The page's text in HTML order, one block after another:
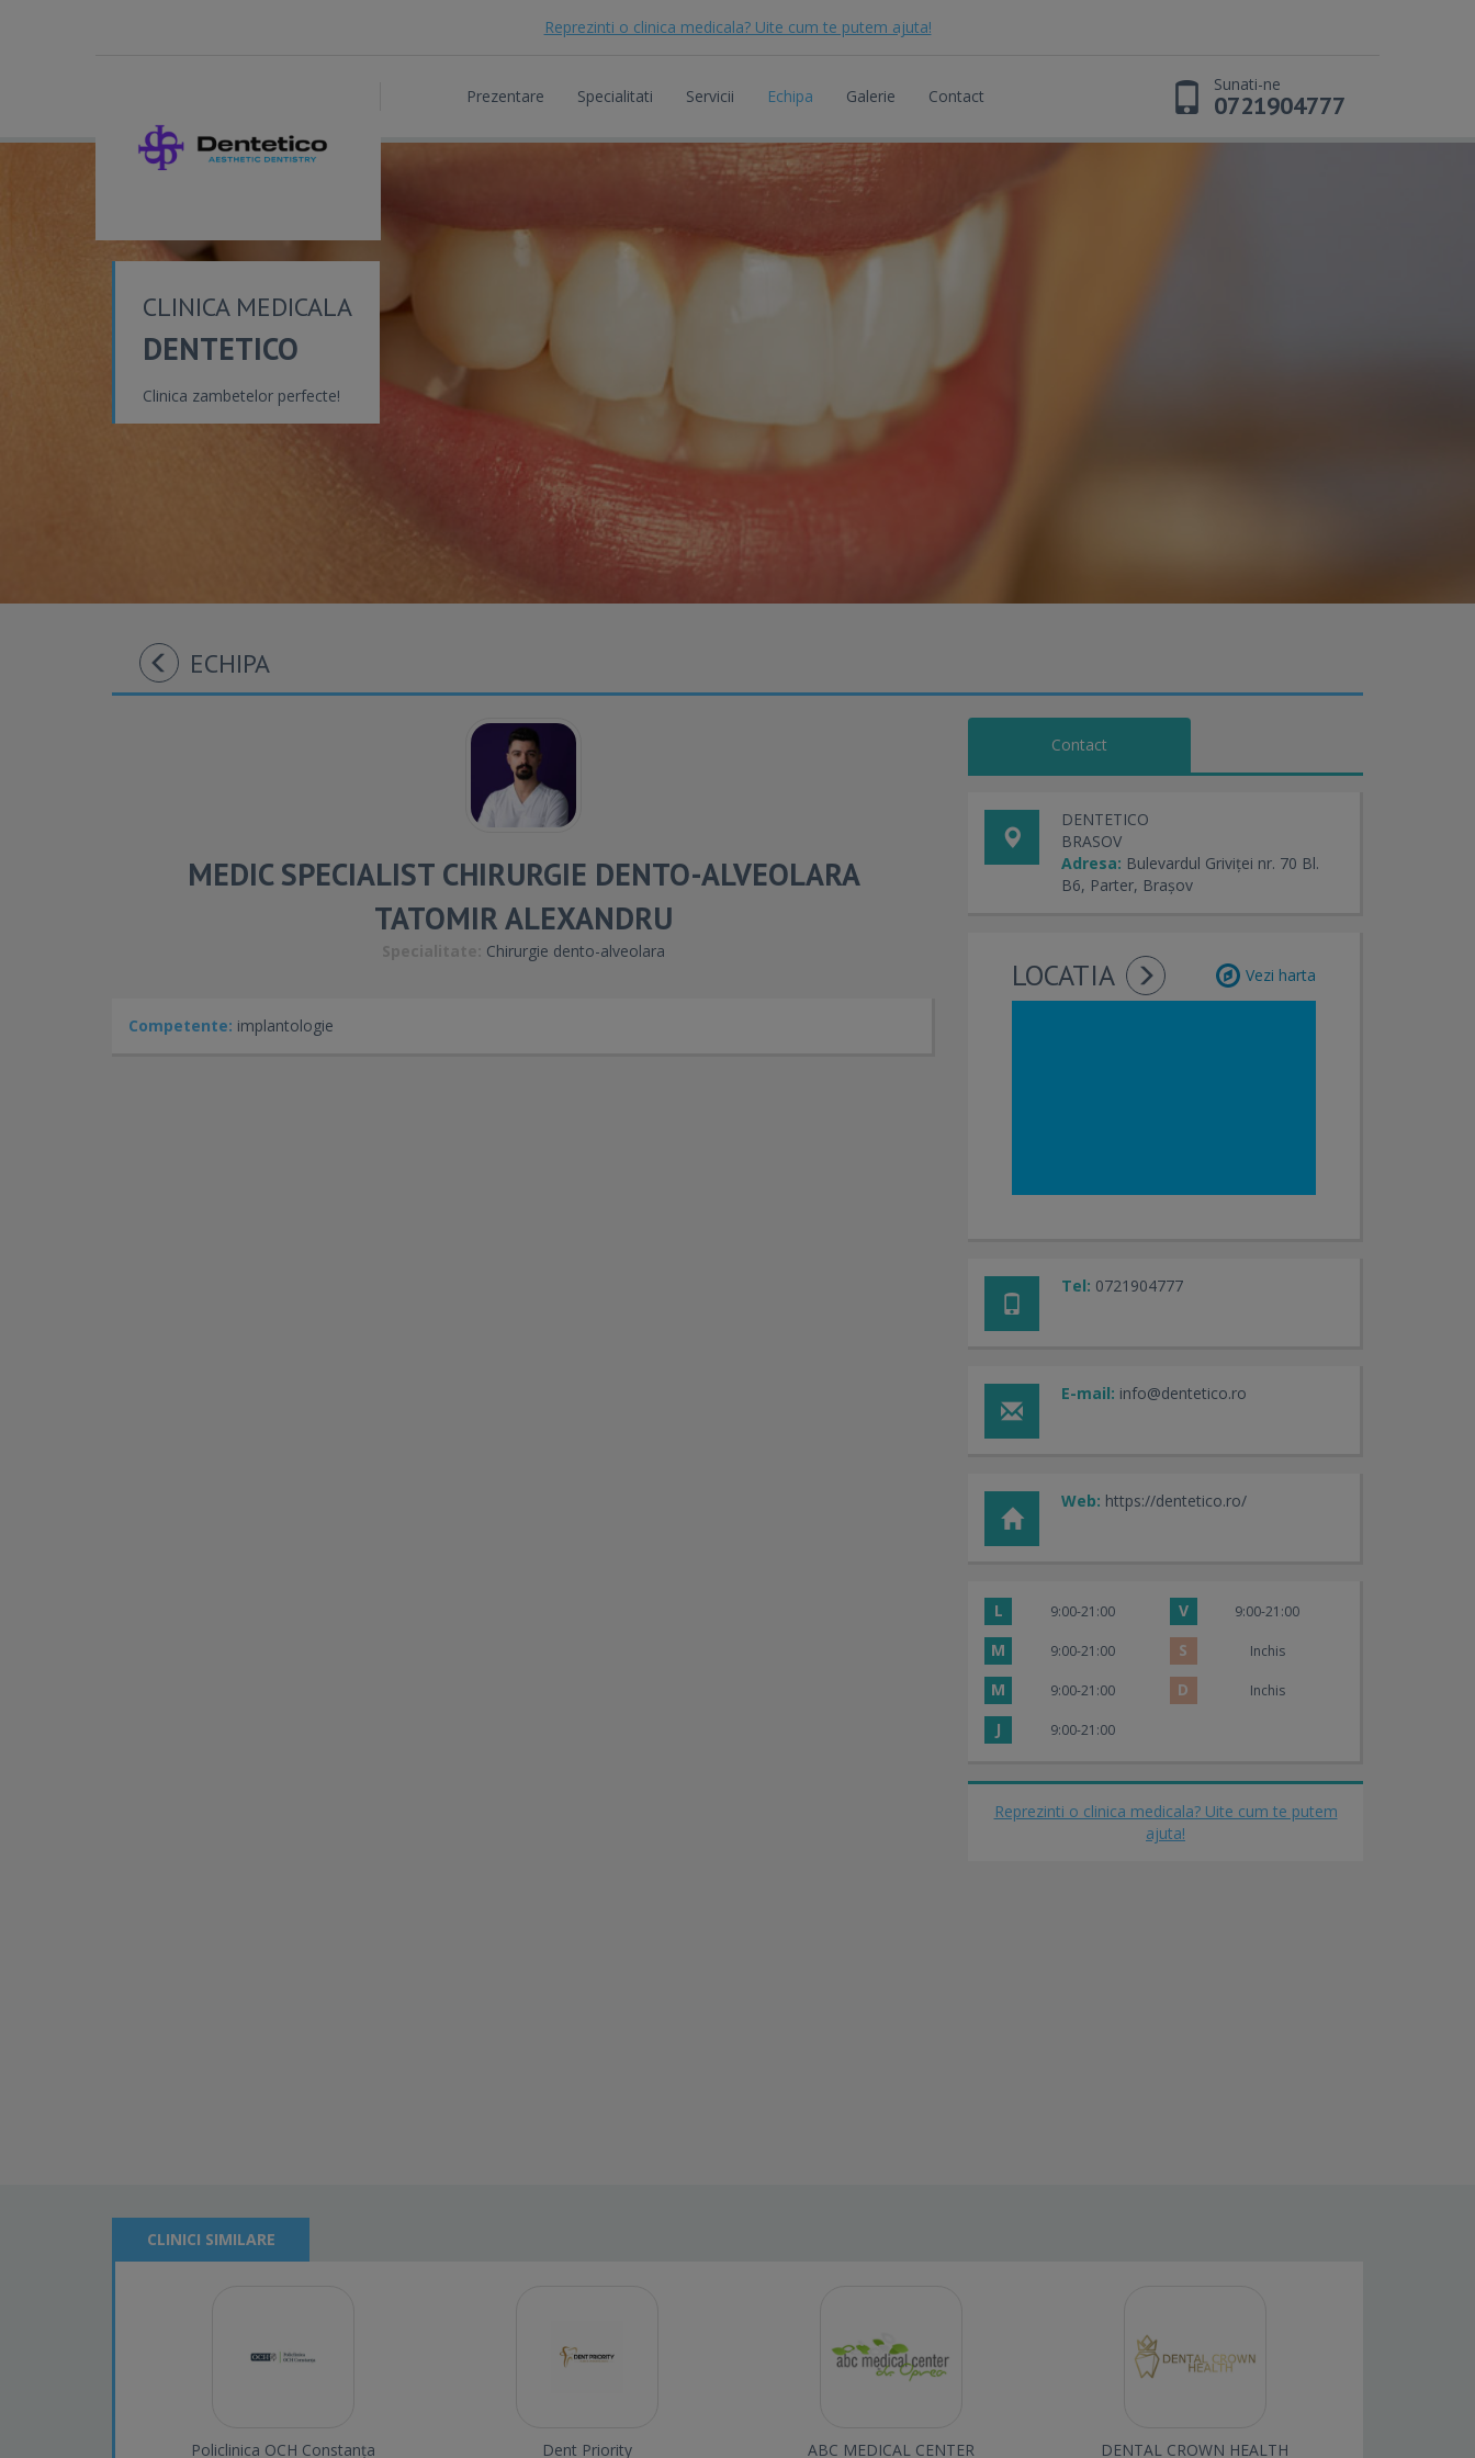
Reprezinti o clinica medicala? Uite cum te putem ajuta!
Prezentare Specialitati Servicii Echipa Galerie Contact
Sunati-ne
0721904777
CLINICA MEDICALA
DENTETICO
Clinica zambetelor perfecte!
ECHIPA
MEDIC SPECIALIST CHIRURGIE DENTO-ALVEOLARA
TATOMIR ALEXANDRU
Chirurgie dento-alveolara
Competente: implantologie
Contact
DENTETICO
BRASOV
Adresa: Bulevardul Griviței nr. 70 Bl.
B6, Parter, Brașov
LOCATIA Vezi harta
Tel: 0721904777
E-mail: info@dentetico.ro
Web: https://dentetico.ro/
L 9:00-21:00 V 9:00-21:00
M 9:00-21:00 S Inchis
M 9:00-21:00 D Inchis
J 9:00-21:00
Reprezinti o clinica medicala? Uite cum te putem
ajuta!
CLINICI SIMILARE
Policlinica OCH Constanța Dent Priority ABC MEDICAL CENTER DENTAL CROWN HEALTH